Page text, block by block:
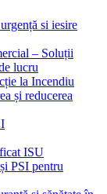
si iesire
– Soluții
lucru
la Incendiu
și reducerea
ISU
PSI pentru